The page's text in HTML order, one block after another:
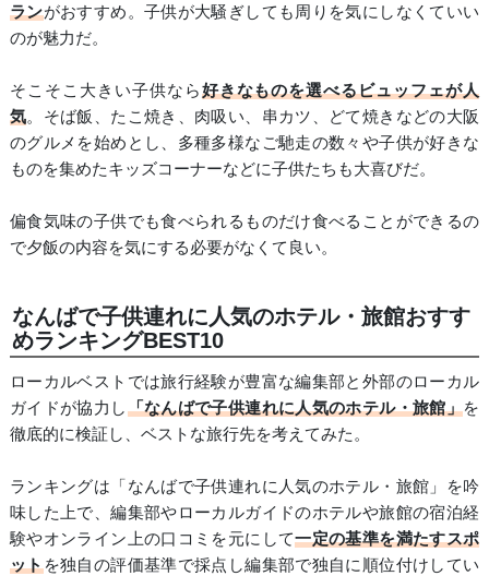
ランがおすすめ。子供が大騒ぎしても周りを気にしなくていい
のが魅力だ。
そこそこ大きい子供なら好きなものを選べるビュッフェが人
気。そば飯、たこ焼き、肉吸い、串カツ、どて焼きなどの大阪
のグルメを始めとし、多種多様なご馳走の数々や子供が好きな
ものを集めたキッズコーナーなどに子供たちも大喜びだ。
偏食気味の子供でも食べられるものだけ食べることができるの
で夕飯の内容を気にする必要がなくて良い。
なんばで子供連れに人気のホテル・旅館おすす
めランキングBEST10
ローカルベストでは旅行経験が豊富な編集部と外部のローカル
ガイドが協力し「なんばで子供連れに人気のホテル・旅館」を
徹底的に検証し、ベストな旅行先を考えてみた。
ランキングは「なんばで子供連れに人気のホテル・旅館」を吟
味した上で、編集部やローカルガイドのホテルや旅館の宿泊経
験やオンライン上の口コミを元にして一定の基準を満たすスポ
ットを独自の評価基準で採点し編集部で独自に順位付けしてい